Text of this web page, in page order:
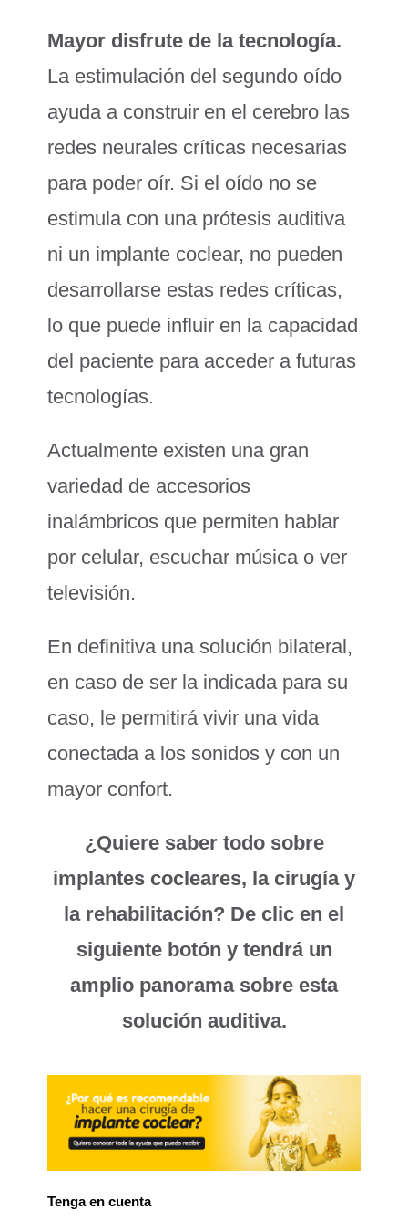
Mayor disfrute de la tecnología.
La estimulación del segundo oído
ayuda a construir en el cerebro las
redes neurales críticas necesarias
para poder oír. Si el oído no se
estimula con una prótesis auditiva
ni un implante coclear, no pueden
desarrollarse estas redes críticas,
lo que puede influir en la capacidad
del paciente para acceder a futuras
tecnologías.
Actualmente existen una gran
variedad de accesorios
inalámbricos que permiten hablar
por celular, escuchar música o ver
televisión.
En definitiva una solución bilateral,
en caso de ser la indicada para su
caso, le permitirá vivir una vida
conectada a los sonidos y con un
mayor confort.
¿Quiere saber todo sobre
implantes cocleares, la cirugía y
la rehabilitación? De clic en el
siguiente botón y tendrá un
amplio panorama sobre esta
solución auditiva.
Tenga en cuenta